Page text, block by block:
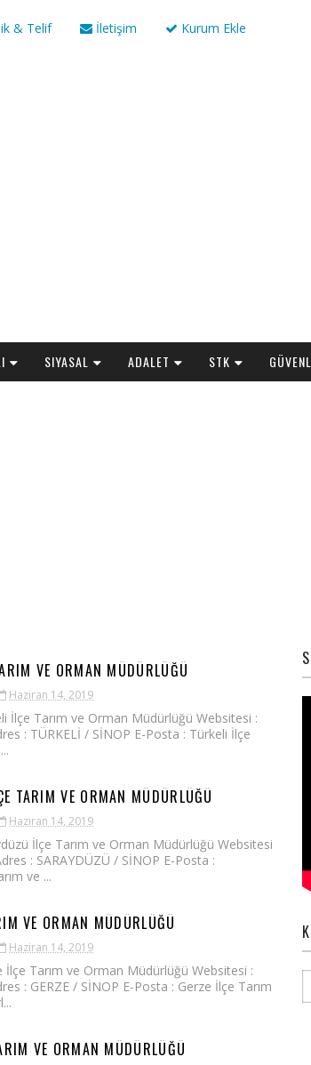
& Telif İletişim Kurum Ekle
SIYASAL ADALET STK
VE ORMAN MÜDÜRLÜĞÜ
Haziran 14, 2019
İlçe Tarım ve Orman Müdürlüğü Websitesi :
: TÜRKELİ / SİNOP E-Posta : Türkeli İlçe
TARIM VE ORMAN MÜDÜRLÜĞÜ
Haziran 14, 2019
İlçe Tarım ve Orman Müdürlüğü Websitesi
: SARAYDÜZÜ / SİNOP E-Posta :
ve ...
VE ORMAN MÜDÜRLÜĞÜ
Haziran 14, 2019
İlçe Tarım ve Orman Müdürlüğü Websitesi :
: GERZE / SİNOP E-Posta : Gerze İlçe Tarım
VE ORMAN MÜDÜRLÜĞÜ